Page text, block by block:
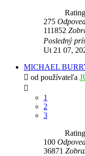
275
111852
Posledný
Ut 21 07,
MICHAEL
od používateľa
1
2
3
100
36871